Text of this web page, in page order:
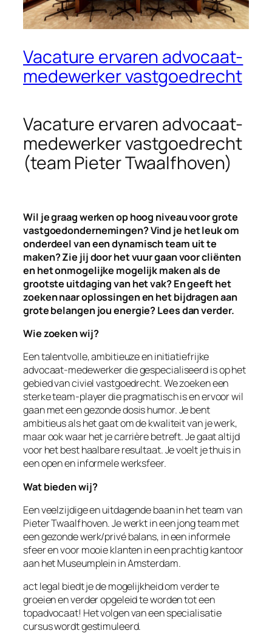
Vacature ervaren advocaat-
medewerker vastgoedrecht
Vacature ervaren advocaat-
medewerker vastgoedrecht
(team Pieter Twaalfhoven)
Wil je graag werken op hoog niveau voor grote
vastgoedondernemingen? Vind je het leuk om
onderdeel van een dynamisch team uit te
maken? Zie jij door het vuur gaan voor cliënten
en het onmogelijke mogelijk maken als de
grootste uitdaging van het vak? En geeft het
zoeken naar oplossingen en het bijdragen aan
grote belangen jou energie? Lees dan verder.
Wie zoeken wij?
Een talentvolle, ambitieuze en initiatiefrijke
advocaat-medewerker die gespecialiseerd is op het
gebied van civiel vastgoedrecht. We zoeken een
sterke team-player die pragmatisch is en ervoor wil
gaan met een gezonde dosis humor. Je bent
ambitieus als het gaat om de kwaliteit van je werk,
maar ook waar het je carrière betreft. Je gaat altijd
voor het best haalbare resultaat. Je voelt je thuis in
een open en informele werksfeer.
Wat bieden wij?
Een veelzijdige en uitdagende baan in het team van
Pieter Twaalfhoven. Je werkt in een jong team met
een gezonde werk/privé balans, in een informele
sfeer en voor mooie klanten in een prachtig kantoor
aan het Museumplein in Amsterdam.
act legal biedt je de mogelijkheid om verder te
groeien en verder opgeleid te worden tot een
topadvocaat! Het volgen van een specialisatie
cursus wordt gestimuleerd.